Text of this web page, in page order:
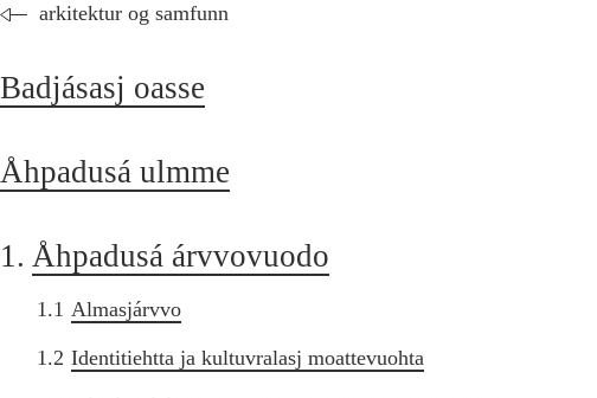
arkitektur og samfunn
Badjásasj oasse
Åhpadusá ulmme
1. Åhpadusá árvvovuodo
1.1 Almasjárvvo
1.2 Identitiehtta ja kultuvralasj moattevuohta